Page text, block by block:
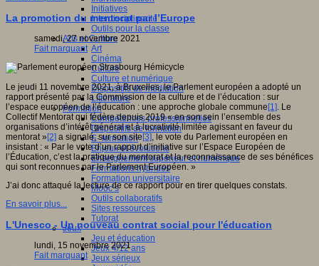
Initiatives
Interdisciplinarité
Outils pour la classe
Arts et Culture
Art
Cinéma
Culture
Culture et numérique
Dispositifs de médiation
Littérature
Formation
Compétences professionnelles
Dispositifs de formation
E- formation
Enjeux et évolutions
Enseignement supérieur et numérique
Formations hybrides
Formation universitaire
Mooc’s
Outils collaboratifs
Sites ressources
Tutorat
Jeux
Jeu et éducation
Jeux 4/12 ans
Jeux sérieux
La promotion du mentorat par l’Europe
samedi, 27 novembre 2021
Fait marquant
Le jeudi 11 novembre 2021, à Bruxelles, le Parlement européen a adopté un
rapport présenté par la Commission de la culture et de l’éducation : sur
l’espace européen de l’éducation : une approche globale commune [1]. Le
Collectif Mentorat qui fédère depuis 2019 « en son sein l’ensemble des
organisations d’intérêt général et à lucrativité limitée agissant en faveur du
mentorat » [2] a signalé, sur son site [3], le vote du Parlement européen en
insistant : « Par le vote d’un rapport d’initiative sur l’Espace Européen de
l’Éducation, c’est la pratique du mentorat et la reconnaissance de ses bénéfices
qui sont reconnues par le Parlement Européen. »
J’ai donc attaqué la lecture de ce rapport pour en tirer quelques constats.
En savoir plus...
L'Unesco - Un nouveau contrat social pour l'éducation
lundi, 15 novembre 2021
Fait marquant